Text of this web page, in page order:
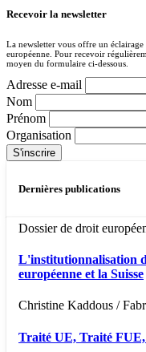
Recevoir la newsletter
La newsletter vous offre un
européenne. Pour recevoir
moyen du formulaire ci-dessous.
Adresse e-mail
Nom
Prénom
Organisation
Dernières publications
Dossier de droit
L'institutionnalisation
européenne et la Suisse
Christine Kaddous /
Traité UE, Traité